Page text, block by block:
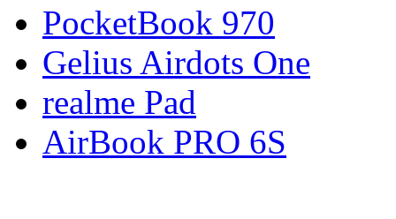
PocketBook 970
Gelius Airdots One
realme Pad
AirBook PRO 6S